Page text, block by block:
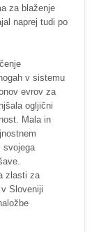
za blaženje
naprej tudi po
v sistemu
evrov za
ogljični
Mala in
svojega
zlasti za
Sloveniji